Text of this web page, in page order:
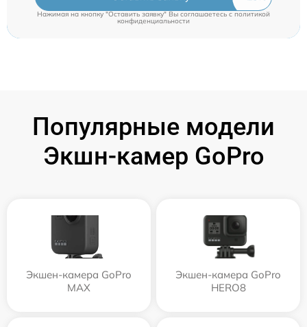
Нажимая на кнопку "Оставить заявку" Вы соглашаетесь c политикой
конфиденциальности
Популярные модели
Экшн-камер GoPro
Экшен-камера GoPro
MAX
Экшен-камера GoPro
HERO8